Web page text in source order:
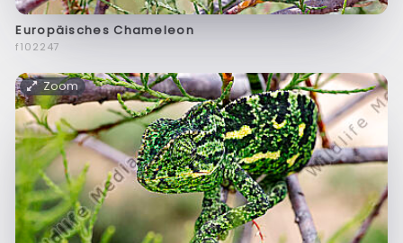
Europäisches Chameleon
f102247
Zoom